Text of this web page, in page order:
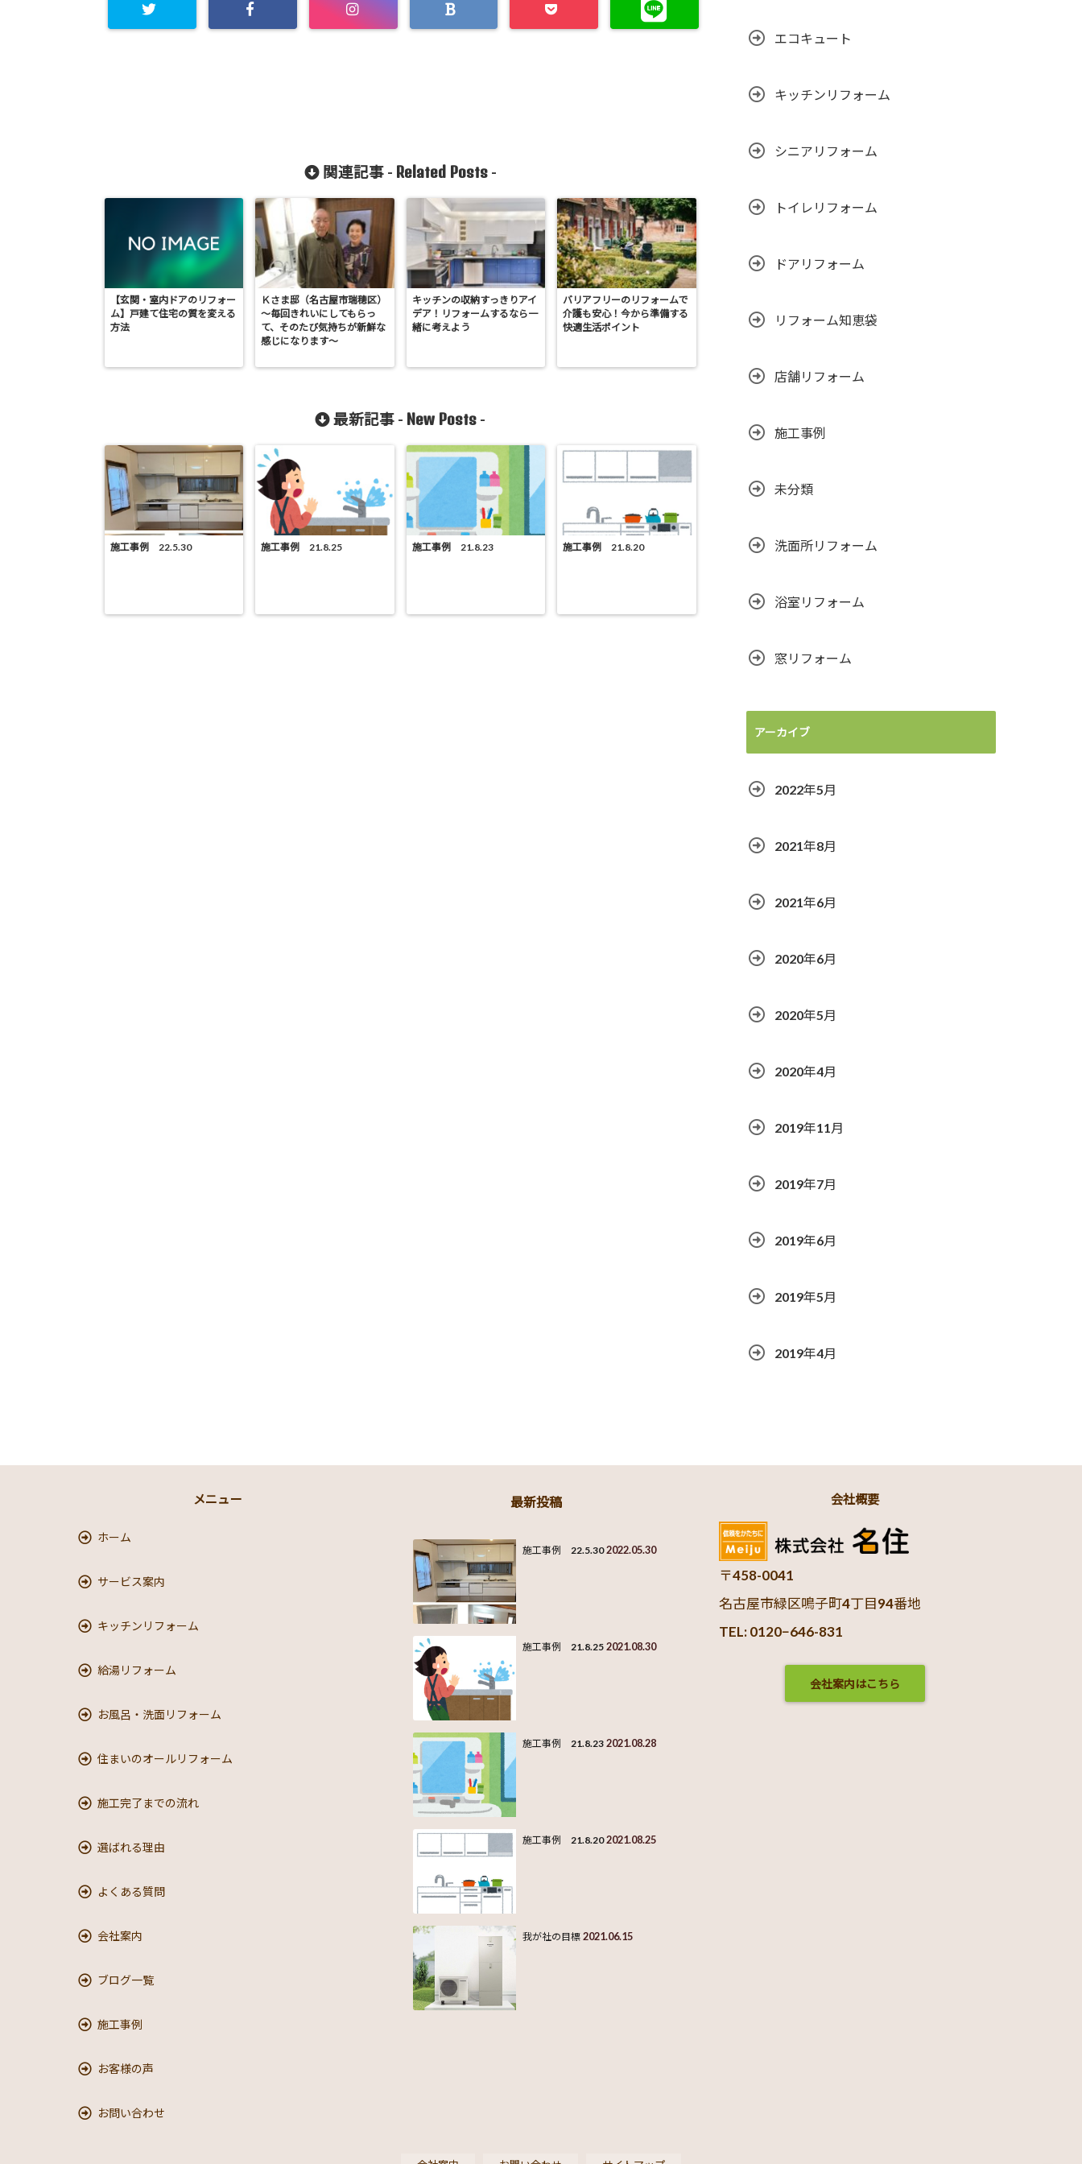
関連記事 - Related Posts-
【玄関・室内ドアのリフォー
ム】戸建て住宅の質を変える
方法
Ｋさま邸（名古屋市瑞穂区）
～毎回きれいにしてもらっ
て、そのたび気持ちが新鮮な
感じになります～
キッチンの収納すっきりアイ
デア！リフォームするなら一
緒に考えよう
バリアフリーのリフォームで
介護も安心！今から準備する
快適生活ポイント
最新記事 - New Posts -
施工事例 22.5.30 施工事例 21.8.25 施工事例 21.8.23 施工事例 21.8.20
エコキュート
キッチンリフォーム
シニアリフォーム
トイレリフォーム
ドアリフォーム
リフォーム知恵袋
店舗リフォーム
施工事例
未分類
洗面所リフォーム
浴室リフォーム
窓リフォーム
アーカイブ
2022年5月
2021年8月
2021年6月
2020年6月
2020年5月
2020年4月
2019年11月
2019年7月
2019年6月
2019年5月
2019年4月
メニュー
ホーム
サービス案内
キッチンリフォーム
給湯リフォーム
お風呂・洗面リフォーム
住まいのオールリフォーム
施工完了までの流れ
選ばれる理由
よくある質問
会社案内
ブログ一覧
施工事例
お客様の声
お問い合わせ
最新投稿
施工事例 22.5.30 2022.05.30
施工事例 21.8.25 2021.08.30
施工事例 21.8.23 2021.08.28
施工事例 21.8.20 2021.08.25
我が社の目標 2021.06.15
会社概要
〒458-0041
名古屋市緑区鳴子町4丁目94番地
TEL: 0120−646-831
会社案内はこちら